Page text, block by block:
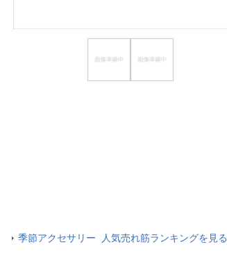
季節アクセサリー 人気売れ筋ランキングを見る